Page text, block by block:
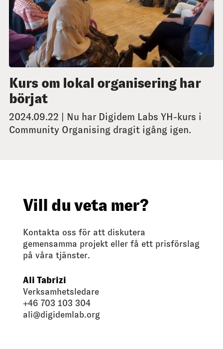
Kurs om lokal organisering har
börjat
2024.09.22 | Nu har Digidem Labs YH-kurs i
Community Organising dragit igång igen.
Vill du veta mer?
Kontakta oss för att diskutera
gemensamma projekt eller få ett prisförslag
på våra tjänster.
Ali Tabrizi
Verksamhetsledare
+46 703 103 304
ali@digidemlab.org